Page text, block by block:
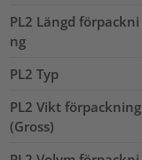
PL2 Längd förpackni
ng
PL2 Typ
PL2 Vikt förpackning
(Gross)